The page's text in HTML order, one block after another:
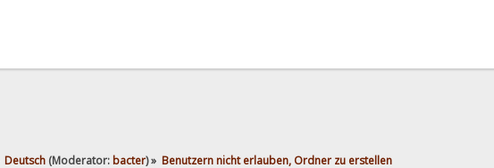
Deutsch(Moderator: bacter) » Benutzern nicht erlauben, Ordner zu erstellen